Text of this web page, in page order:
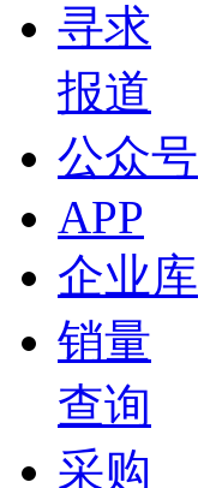
寻求
报道
公众号
APP
企业库
销量
查询
采购